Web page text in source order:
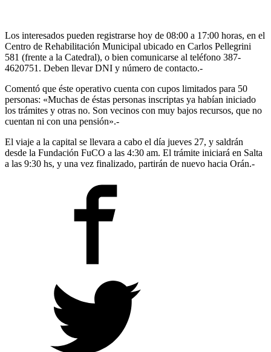
Los interesados pueden registrarse hoy de 08:00 a 17:00 horas, en el
Centro de Rehabilitación Municipal ubicado en Carlos Pellegrini
581 (frente a la Catedral), o bien comunicarse al teléfono 387-
4620751. Deben llevar DNI y número de contacto.-
Comentó que éste operativo cuenta con cupos limitados para 50
personas: «Muchas de éstas personas inscriptas ya habían iniciado
los trámites y otras no. Son vecinos con muy bajos recursos, que no
cuentan ni con una pensión».-
El viaje a la capital se llevara a cabo el día jueves 27, y saldrán
desde la Fundación FuCO a las 4:30 am. El trámite iniciará en Salta
a las 9:30 hs, y una vez finalizado, partirán de nuevo hacia Orán.-